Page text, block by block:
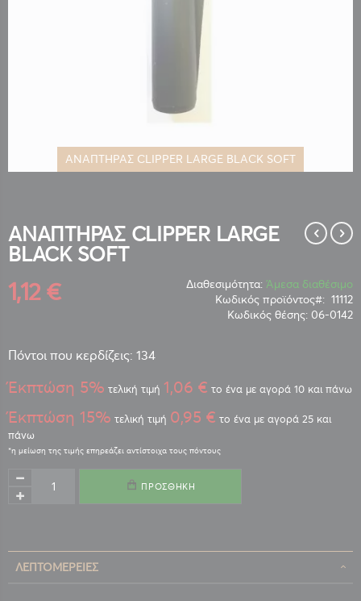
ΑΝΑΠΤΗΡΑΣ CLIPPER LARGE BLACK SOFT
της
συλλογής
εικόνων
ΑΝΑΠΤΗΡΑΣ CLIPPER LARGE
BLACK SOFT
1,12 € Διαθεσιμότητα: Άμεσα διαθέσιμο
Κωδικός προϊόντος
11112
Κωδικός θέσης: 06-0142
Πόντοι που κερδίζεις: 134
Έκπτώση 5% τελική τιμή 1,06 € το ένα με αγορά 10 και πάνω
Έκπτώση 15% τελική τιμή 0,95 € το ένα με αγορά 25 και
πάνω
ΠΡΟΣΘΉΚΗ
ΛΕΠΤΟΜΈΡΕΙΕΣ